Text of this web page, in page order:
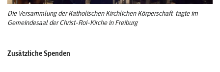
Die Versammlung der Katholischen Kirchlichen Körperschaft tagte im
Gemeindesaal der Christ-Roi-Kirche in Freiburg
Zusätzliche Spenden